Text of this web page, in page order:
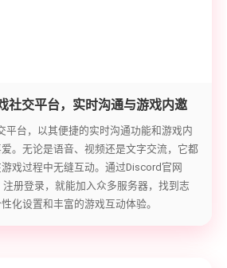
社交平台，实时沟通与游戏内邀
平台，以其便捷的实时沟通功能和游戏内
。无论是语音、视频还是文字交流，它都
戏过程中无缝互动。通过Discord官网
注册登录，就能加入众多服务器，找到志
化设置和丰富的游戏互动体验。